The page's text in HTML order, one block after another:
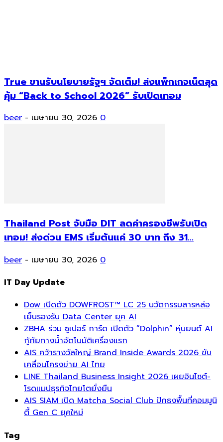
True ขานรับนโยบายรัฐฯ จัดเต็ม! ส่งแพ็กเกจเน็ตสุด
คุ้ม “Back to School 2026” รับเปิดเทอม
beer - เมษายน 30, 2026 0
Thailand Post จับมือ DIT ลดค่าครองชีพรับเปิด
เทอม! ส่งด่วน EMS เริ่มต้นแค่ 30 บาท ถึง 31...
beer - เมษายน 30, 2026 0
IT Day Update
Dow เปิดตัว DOWFROST™ LC 25 นวัตกรรมสารหล่อ
เย็นรองรับ Data Center ยุค AI
ZBHA ร่วม ซูเปอร์ การ์ด เปิดตัว “Dolphin” หุ่นยนต์ AI
กู้ภัยทางน้ำอัตโนมัติเครื่องแรก
AIS คว้ารางวัลใหญ่ Brand Inside Awards 2026 ขับ
เคลื่อนโครงข่าย AI ไทย
LINE Thailand Business Insight 2026 เผยอินไซต์-
โรดแมปธุรกิจไทยโตยั่งยืน
AIS SIAM เปิด Matcha Social Club ปักธงพื้นที่คอมมูนิ
ตี้ Gen C ยุคใหม่
Tag